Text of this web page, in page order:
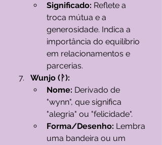
Significado: Reflete a
troca mútua e a
generosidade. Indica a
importância do equilíbrio
em relacionamentos e
parcerias.
Wunjo (ᚹ):
Nome: Derivado de
"wynn", que significa
"alegria" ou "felicidade".
Forma/Desenho: Lembra
uma bandeira ou um